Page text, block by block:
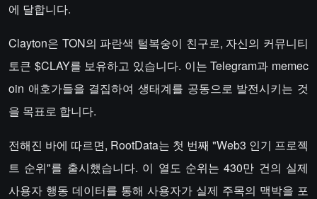
에 달합니다.
Clayton은 TON의 파란색 털복숭이 친구로, 자신의 커뮤니티
토큰 $CLAY를 보유하고 있습니다. 이는 Telegram과 memec
oin 애호가들을 결집하여 생태계를 공동으로 발전시키는 것
을 목표로 합니다.
전해진 바에 따르면, RootData는 첫 번째 "Web3 인기 프로젝
트 순위"를 출시했습니다. 이 열도 순위는 430만 건의 실제
사용자 행동 데이터를 통해 사용자가 실제 주목의 맥박을 포